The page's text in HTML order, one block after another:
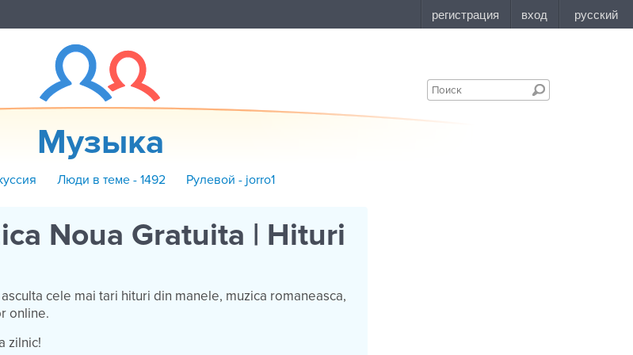
Музыка
Люди в теме - 1492 Рулевой - jorro1
Noua Gratuita | Hituri
cele mai tari hituri din manele, muzica romaneasca,
online.
zilnic!